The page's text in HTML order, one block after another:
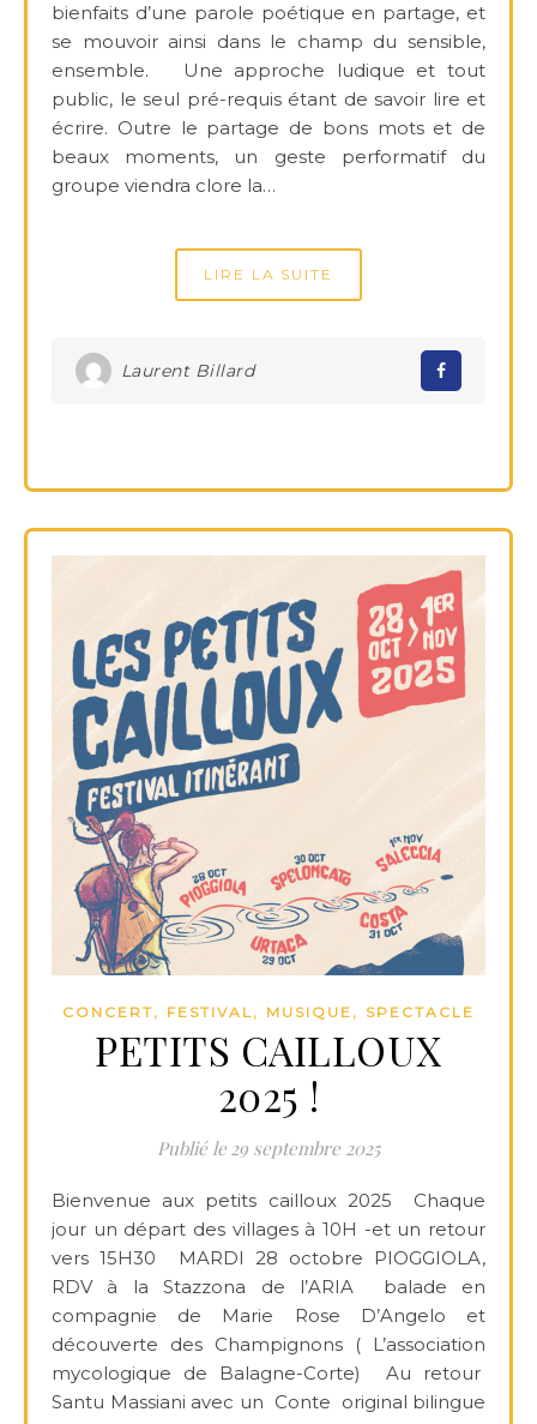
bienfaits d’une parole poétique en partage, et
se mouvoir ainsi dans le champ du sensible,
ensemble. Une approche ludique et tout
public, le seul pré-requis étant de savoir lire et
écrire. Outre le partage de bons mots et de
beaux moments, un geste performatif du
groupe viendra clore la…
LIRE LA SUITE
Laurent Billard
CONCERT, FESTIVAL, MUSIQUE , SPECTACLE
PETITS CAILLOUX
2025 !
29 septembre 2025
Bienvenue aux petits cailloux 2025 Chaque
jour un départ des villages à 10H -et un retour
vers 15H30 MARDI 28 octobre PIOGGIOLA,
RDV à la Stazzona de l’ARIA balade en
compagnie de Marie Rose D’Angelo et
découverte des Champignons ( L’association
mycologique de Balagne-Corte) Au retour
Santu Massiani avec un Conte original bilingue